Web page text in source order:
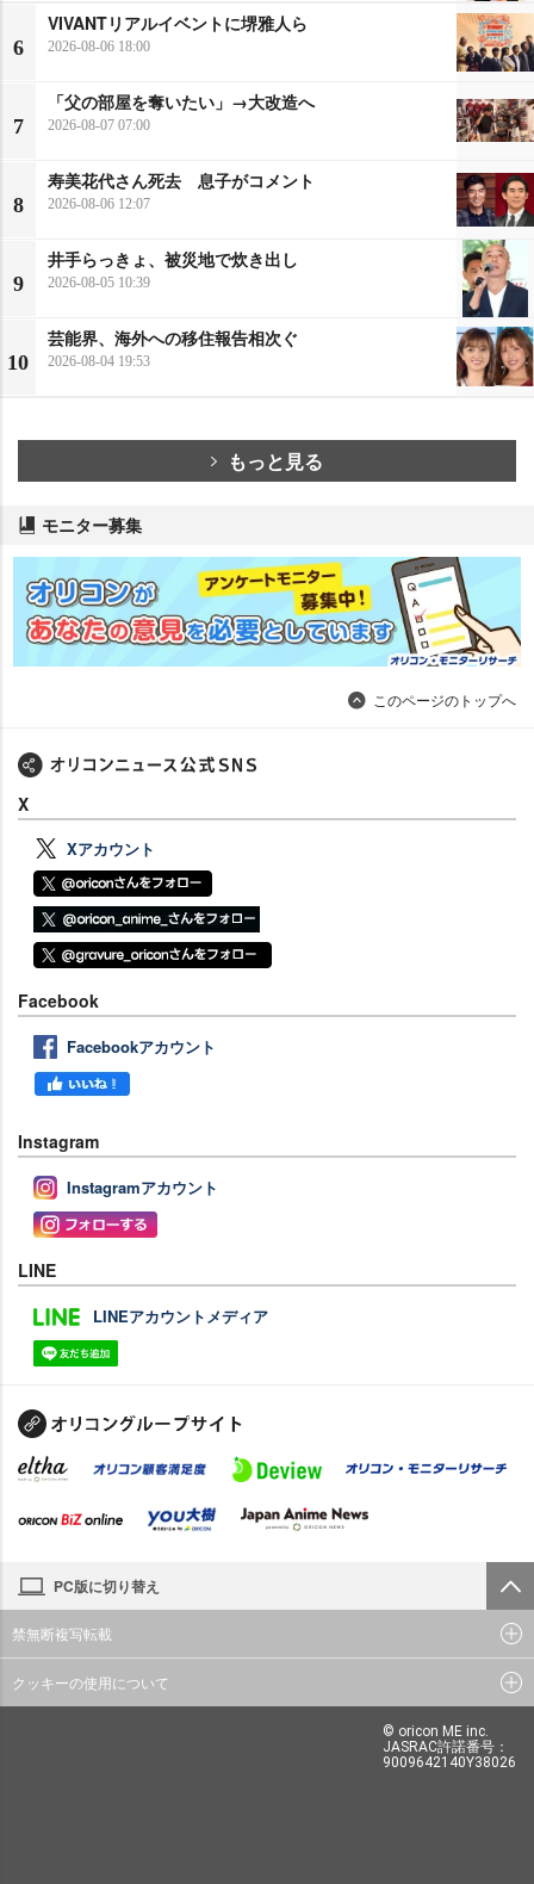
6
VIVANTリアルイベントに堺雅人ら
2026-08-06 18:00
7
「父の部屋を奪いたい」→大改造へ
2026-08-07 07:00
8
寿美花代さん死去 息子がコメント
2026-08-06 12:07
9
井手らっきょ、被災地で炊き出し
2026-08-05 10:39
10
芸能界、海外への移住報告相次ぐ
2026-08-04 19:53
もっと見る
モニター募集
このページのトップへ
X
Xアカウント
Facebook
Facebookアカウント
Instagram
Instagramアカウント
LINE
LINEアカウントメディア
PC版に切り替え
禁無断複写転載
クッキーの使用について
© oricon ME inc.
JASRAC許諾番号：
9009642140Y38026